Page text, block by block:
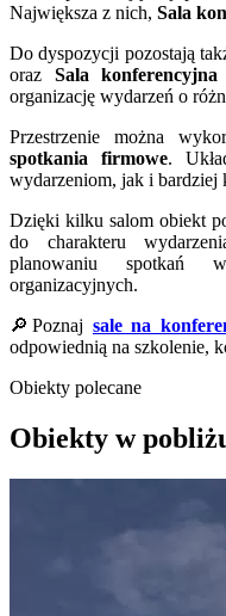
Największa z nich, Sala
Do dyspozycji pozostają
oraz Sala
organizację wydarzeń o
Przestrzenie można
spotkania firmowe.
wydarzeniom, jak i bardziej
Dzięki kilku salom obiekt
do charakteru
planowaniu spotkań
organizacyjnych.
🔎Poznaj sale na
odpowiednią na szkolenie,
Obiekty polecane
Obiekty w